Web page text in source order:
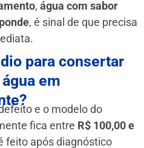
, água com sabor
, é sinal de que precisa
para consertar
em
e o modelo do
fica entre R$ 100,00 e
feito após diagnóstico